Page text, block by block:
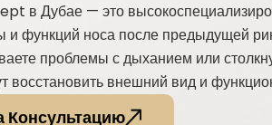
в Дубае — это
функций носа после предыдущей
проблемы с дыханием или
внешний вид и
Консультацию